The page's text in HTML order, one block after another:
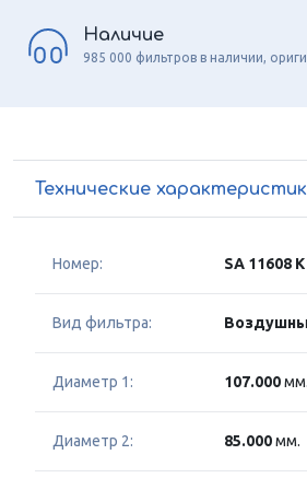
Наличие
985 000 фильтров в наличии,
Технические
Номер: SA 11608 K
Вид фильтра:
Диаметр 1: 107.000мм.
Диаметр 2: 85.000мм.